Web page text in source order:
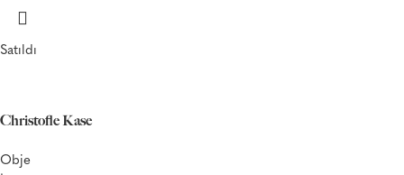
Satıldı
Christofle Kase
Obje